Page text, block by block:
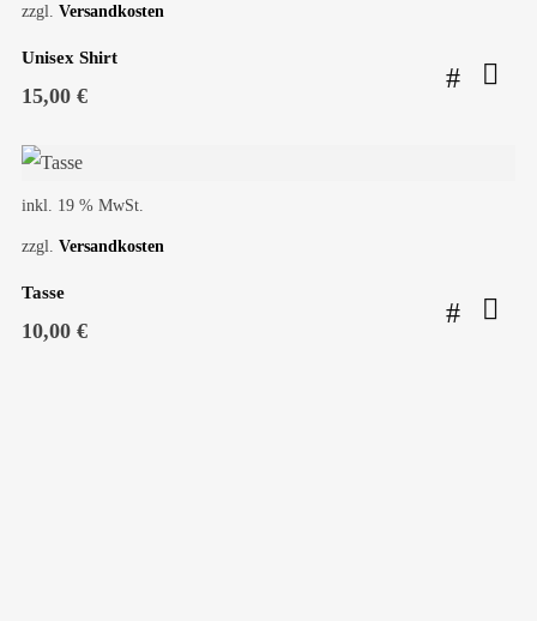
zzgl. Versandkosten
Unisex Shirt
15,00 €
inkl. 19 % MwSt.
zzgl. Versandkosten
Tasse
10,00 €